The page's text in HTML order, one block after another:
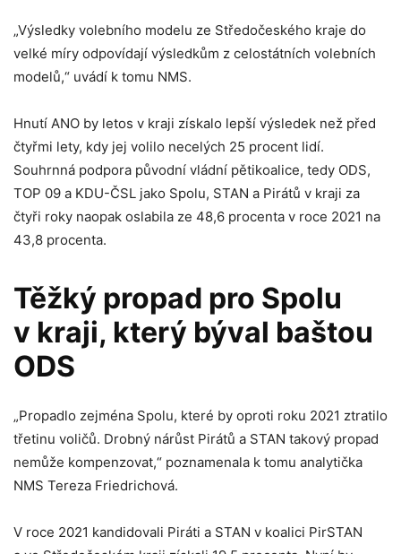
„Výsledky volebního modelu ze Středočeského kraje do
velké míry odpovídají výsledkům z celostátních volebních
modelů,“ uvádí k tomu NMS.
Hnutí ANO by letos v kraji získalo lepší výsledek než před
čtyřmi lety, kdy jej volilo necelých 25 procent lidí.
Souhrnná podpora původní vládní pětikoalice, tedy ODS,
TOP 09 a KDU-ČSL jako Spolu, STAN a Pirátů v kraji za
čtyři roky naopak oslabila ze 48,6 procenta v roce 2021 na
43,8 procenta.
Těžký propad pro Spolu
v kraji, který býval baštou
ODS
„Propadlo zejména Spolu, které by oproti roku 2021 ztratilo
třetinu voličů. Drobný nárůst Pirátů a STAN takový propad
nemůže kompenzovat,“ poznamenala k tomu analytička
NMS Tereza Friedrichová.
V roce 2021 kandidovali Piráti a STAN v koalici PirSTAN